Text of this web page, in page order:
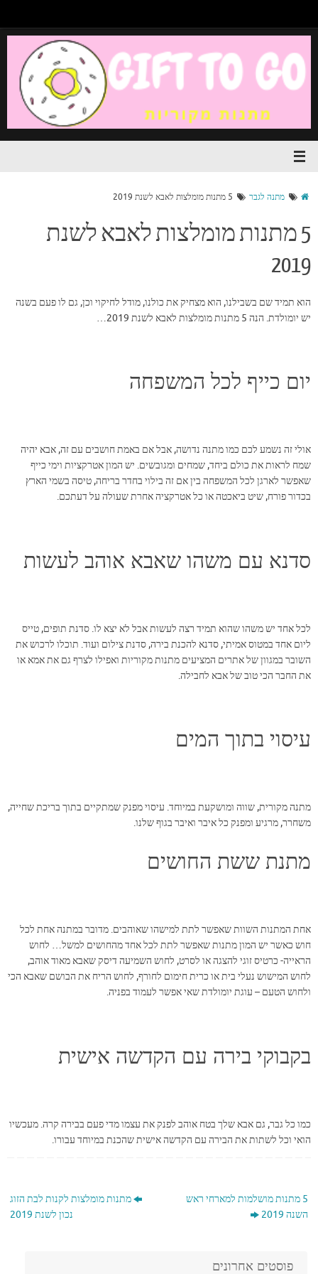
מתנה לגבר 5 מתנות מומלצות לאבא לשנת 2019
5 מתנות מומלצות לאבא לשנת
2019
הוא תמיד שם בשבילנו, הוא מצחיק את כולנו, מודל לחיקוי וכן, גם לו פעם בשנה
יש יומולדת. הנה 5 מתנות מומלצות לאבא לשנת 2019…
יום כייף לכל המשפחה
אולי זה נשמע לכם כמו מתנה נדושה, אבל אם באמת חושבים עם זה, אבא יהיה
שמח לראות את כולם ביחד, שמחים ומגובשים. יש המון אטרקציות וימי כייף
שאפשר לארגן לכל המשפחה בין אם זה בילוי בחדר בריחה, טיסה בשמי הארץ
בכדור פורח, שיט ביאכטה או כל אטרקציה אחרת שעולה על דעתכם.
סדנא עם משהו שאבא אוהב לעשות
לכל אחד יש משהו שהוא תמיד רצה לעשות אבל לא יצא לו. סדנת תופים, טייס
ליום אחד במטוס אמיתי, סדנא להכנת בירה, סדנת צילום ועוד. תוכלו לרכוש את
השובר במגוון של אתרים המציעים מתנות מקוריות ואפילו לצרף גם את אמא או
את החבר הכי טוב של אבא לחבילה.
עיסוי בתוך המים
מתנה מקורית, שווה ומושקעת במיוחד. עיסוי מפנק שמתקיים בתוך בריכת שחייה,
משחרר, מרגיע ומפנק כל איבר ואיבר בגוף שלנו.
מתנת ששת החושים
אחת המתנות השוות שאפשר לתת למישהו שאוהבים. מדובר במתנה אחת לכל
חוש כאשר יש המון מתנות שאפשר לתת לכל אחד מהחושים למשל… לחוש
הראייה- כרטיס זוגי להצגה או לסרט, לחוש השמיעה דיסק שאבא מאוד אוהב,
לחוש המישוש נעלי בית או כרית חימום לחורף, לחוש הריח את הבושם שאבא הכי
ולחוש הטעם – עוגת יומולדת שאי אפשר לעמוד בפניה.
בקבוקי בירה עם הקדשה אישית
כמו כל גבר, גם אבא שלך בטח אוהב לפנק את עצמו מדי פעם בבירה קרה. מעכשיו
הואי וכל לשתות את הבירה עם הקדשה אישית שהכנת במיוחד עבורו.
מתנות מומלצות לקנות לבת הזוג
נכון לשנת 2019
5 מתנות מושלמות למארחי ראש
השנה 2019
פוסטים אחרונים